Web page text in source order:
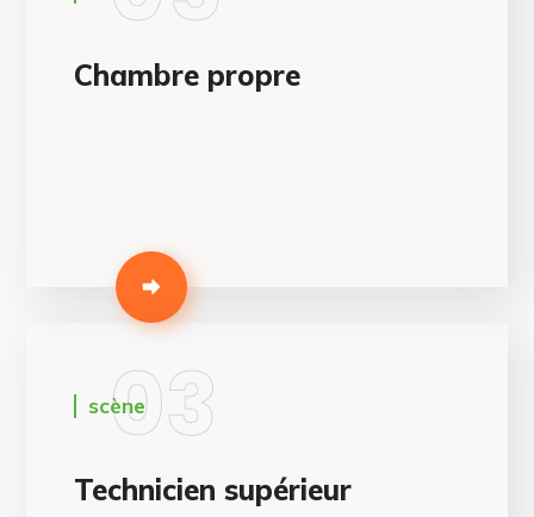
Chambre propre
03
scène
Technicien supérieur